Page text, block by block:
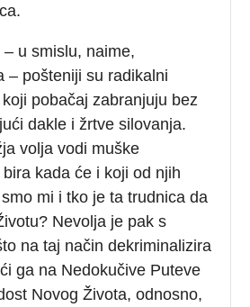
u smislu, naime,
– pošteniji su radikalni
pobačaj zabranjuju bez
dakle i žrtve silovanja.
volja vodi muške
kada će i koji od njih
mi i tko je ta trudnica da
Nevolja je pak s
na taj način dekriminalizira
ga na Nedokučive Puteve
Novog Života, odnosno,